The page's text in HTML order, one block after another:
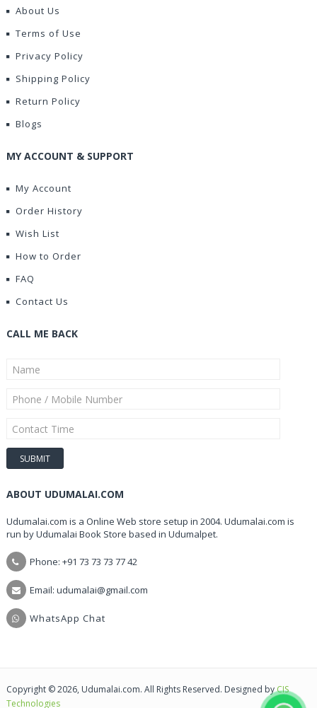
About Us
Terms of Use
Privacy Policy
Shipping Policy
Return Policy
Blogs
MY ACCOUNT & SUPPORT
My Account
Order History
Wish List
How to Order
FAQ
Contact Us
CALL ME BACK
ABOUT UDUMALAI.COM
Udumalai.com is a Online Web store setup in 2004. Udumalai.com is
run by Udumalai Book Store based in Udumalpet.
Phone: +91 73 73 73 77 42
Email: udumalai@gmail.com
WhatsApp Chat
Copyright © 2026, Udumalai.com. All Rights Reserved. Designed byCIS
Technologies